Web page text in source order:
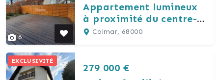
6
Appartement lumineux
à proximité du centre-
ville de Colmar
Colmar, 68000
EXCLUSIVITÉ
279 000 €